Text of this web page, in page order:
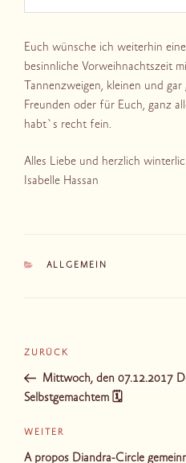
Euch wünsche ich weiterhin
besinnliche Vorweihnachtszeit
Tannenzweigen, kleinen und
Freunden oder für Euch, ganz
habt`s recht fein.
Alles Liebe und herzlich
Isabelle Hassan
KATEGORIEN
ALLGEMEIN
Beitragsnavigation
Vorheriger
Beitrag
ZURÜCK
Mittwoch, den 07.12.2017
Selbstgemachtem 🗓
Nächster
Beitrag
WEITER
A propos Diandra-Circle